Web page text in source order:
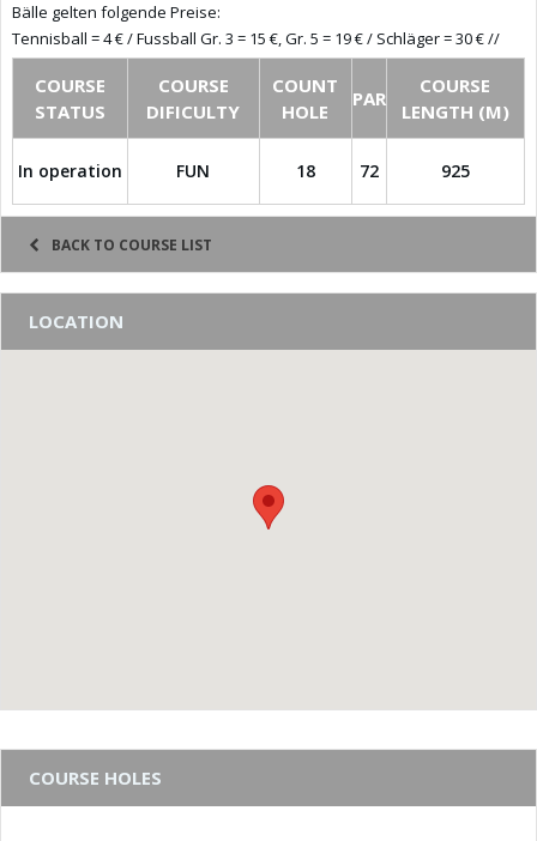
Bälle gelten folgende Preise:
Tennisball = 4 € / Fussball Gr. 3 = 15 €, Gr. 5 = 19 € / Schläger = 30 € //
COURSE
STATUS
COURSE
DIFICULTY
COUNT
HOLE
PAR
COURSE
LENGTH (M)
In operation FUN 18 72 925
BACK TO COURSE LIST
LOCATION
COURSE HOLES